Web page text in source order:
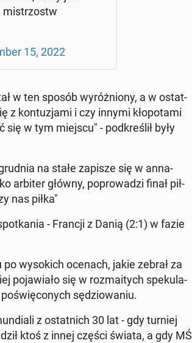
mi­strzostw
15, 2022
w ten sposób wy­róż­nio­ny, a w ostat­
z kon­tu­zja­mi i czy innymi kło­po­ta­mi
w tym miejscu" - pod­kre­ślił były
na stałe zapisze się w an­na­
arbiter główny, po­pro­wa­dzi finał pił­
nas piłka"
- Francji z Danią (2:1) w fazie
wy­so­kich ocenach, jakie zebrał za
po­ja­wia­ło się w roz­ma­itych spe­ku­la­
sę­dzio­wa­niu.
z ostat­nich 30 lat - gdy turniej
ktoś z innej części świata, a gdy MŚ